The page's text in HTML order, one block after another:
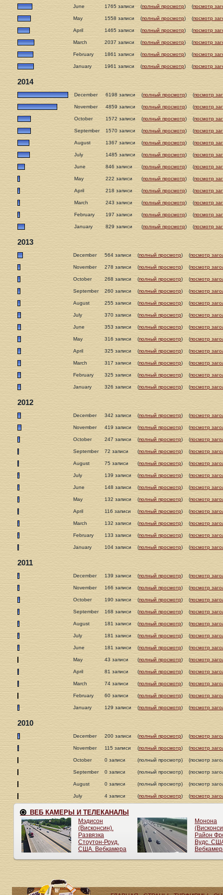
June 1765 записи (полный просмотр) (посмотр
May 1558 записи (полный просмотр) (посмотр
April 1465 записи (полный просмотр) (посмотр
March 2037 записи (полный просмотр) (посмотр
February 1861 записи (полный просмотр) (посмотр
January 1961 записи (полный просмотр) (посмотр
2014
December 6198 записи (полный просмотр) (посмотр
November 4859 записи (полный просмотр) (посмотр
October 1572 записи (полный просмотр) (посмотр
September 1570 записи (полный просмотр) (посмотр
August 1367 записи (полный просмотр) (посмотр
July 1485 записи (полный просмотр) (посмотр
June 846 записи (полный просмотр) (посмотр
May 222 записи (полный просмотр) (посмотр
April 218 записи (полный просмотр) (посмотр
March 243 записи (полный просмотр) (посмотр
February 197 записи (полный просмотр) (посмотр
January 829 записи (полный просмотр) (посмотр
2013
December 564 записи (полный просмотр) (посмотр
November 278 записи (полный просмотр) (посмотр
October 268 записи (полный просмотр) (посмотр
September 260 записи (полный просмотр) (посмотр
August 255 записи (полный просмотр) (посмотр
July 370 записи (полный просмотр) (посмотр
June 353 записи (полный просмотр) (посмотр
May 316 записи (полный просмотр) (посмотр
April 325 записи (полный просмотр) (посмотр
March 317 записи (полный просмотр) (посмотр
February 325 записи (полный просмотр) (посмотр
January 326 записи (полный просмотр) (посмотр
2012
December 342 записи (полный просмотр) (посмотр
November 419 записи (полный просмотр) (посмотр
October 247 записи (полный просмотр) (посмотр
September 72 записи (полный просмотр) (посмотр
August 75 записи (полный просмотр) (посмотр
July 139 записи (полный просмотр) (посмотр
June 148 записи (полный просмотр) (посмотр
May 132 записи (полный просмотр) (посмотр
April 116 записи (полный просмотр) (посмотр
March 132 записи (полный просмотр) (посмотр
February 133 записи (полный просмотр) (посмотр
January 104 записи (полный просмотр) (посмотр
2011
December 139 записи (полный просмотр) (посмотр
November 166 записи (полный просмотр) (посмотр
October 190 записи (полный просмотр) (посмотр
September 168 записи (полный просмотр) (посмотр
August 181 записи (полный просмотр) (посмотр
July 181 записи (полный просмотр) (посмотр
June 181 записи (полный просмотр) (посмотр
May 43 записи (полный просмотр) (посмотр
April 81 записи (полный просмотр) (посмотр
March 74 записи (полный просмотр) (посмотр
February 60 записи (полный просмотр) (посмотр
January 129 записи (полный просмотр) (посмотр
2010
December 200 записи (полный просмотр) (посмотр
November 115 записи (полный просмотр) (посмотр
October 0 записи (полный просмотр) (посмотр
September 0 записи (полный просмотр) (посмотр
August 0 записи (полный просмотр) (посмотр
July 4 записи (полный просмотр) (посмотр